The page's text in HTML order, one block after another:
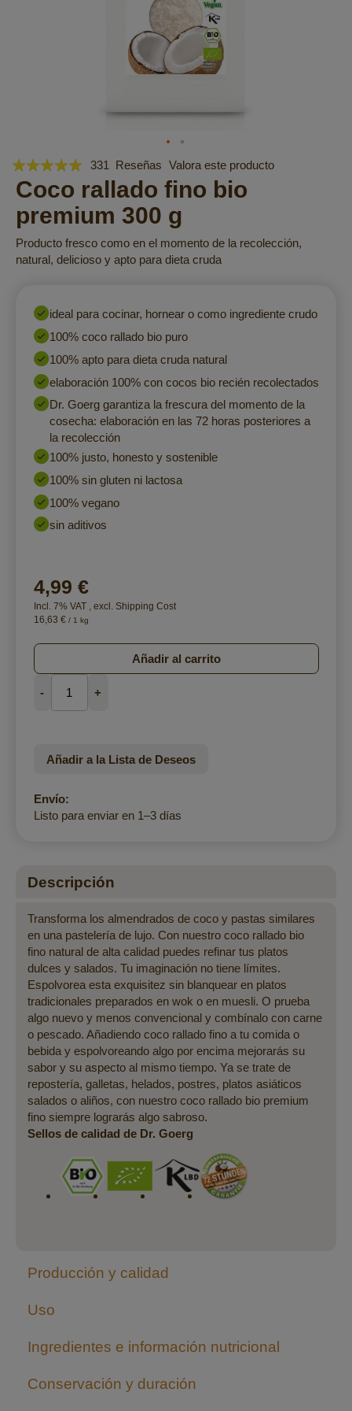
Saltar
al
comienzo
de
la
galería
de
Valoración:
99
% of100
331 Reseñas Valora este producto
Coco rallado fino bio
premium 300 g
Producto fresco como en el momento de la recolección,
natural, delicioso y apto para dieta cruda
ideal para cocinar, hornear o como ingrediente crudo
100% coco rallado bio puro
100% apto para dieta cruda natural
elaboración 100% con cocos bio recién recolectados
Dr. Goerg garantiza la frescura del momento de la
cosecha: elaboración en las 72 horas posteriores a
la recolección
100% justo, honesto y sostenible
100% sin gluten ni lactosa
100% vegano
sin aditivos
4,99 €
Incl. 7% VAT , excl. Shipping Cost
16,63 €/ 1 kg
Añadir al carrito
- +
Añadir a la Lista de Deseos
Envío:
Listo para enviar en 1–3 días
Descripción
Transforma los almendrados de coco y pastas similares
en una pastelería de lujo. Con nuestro coco rallado bio
fino natural de alta calidad puedes refinar tus platos
dulces y salados. Tu imaginación no tiene límites.
Espolvorea esta exquisitez sin blanquear en platos
tradicionales preparados en wok o en muesli. O prueba
algo nuevo y menos convencional y combínalo con carne
o pescado. Añadiendo coco rallado fino a tu comida o
bebida y espolvoreando algo por encima mejorarás su
sabor y su aspecto al mismo tiempo. Ya se trate de
repostería, galletas, helados, postres, platos asiáticos
salados o aliños, con nuestro coco rallado bio premium
fino siempre lograrás algo sabroso.
Sellos de calidad de Dr. Goerg
Producción y calidad
Uso
Ingredientes e información nutricional
Conservación y duración